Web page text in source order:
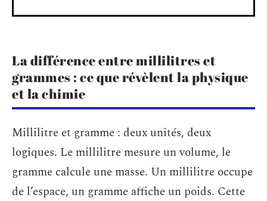
La différence entre millilitres et
grammes : ce que révèlent la physique
et la chimie
Millilitre et gramme : deux unités, deux
logiques. Le millilitre mesure un volume, le
gramme calcule une masse. Un millilitre occupe
de l’espace, un gramme affiche un poids. Cette